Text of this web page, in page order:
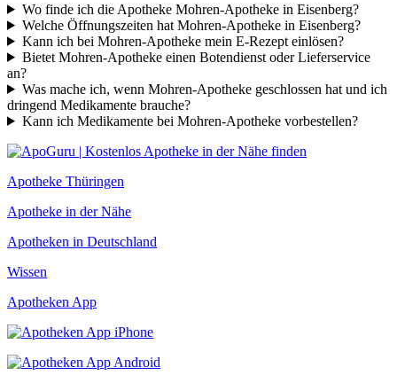
Wo finde ich die Apotheke Mohren-Apotheke in Eisenberg?
Welche Öffnungszeiten hat Mohren-Apotheke in Eisenberg?
Kann ich bei Mohren-Apotheke mein E-Rezept einlösen?
Bietet Mohren-Apotheke einen Botendienst oder Lieferservice
an?
Was mache ich, wenn Mohren-Apotheke geschlossen hat und ich
dringend Medikamente brauche?
Kann ich Medikamente bei Mohren-Apotheke vorbestellen?
Apotheke Thüringen
Apotheke in der Nähe
Apotheken in Deutschland
Wissen
Apotheken App